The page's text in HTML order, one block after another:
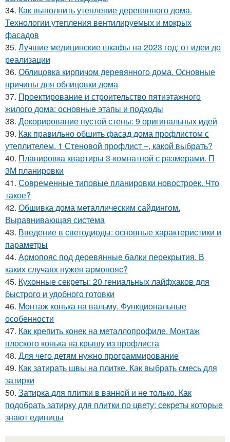
34. Как выполнить утепление деревянного дома.
Технологии утепления вентилируемых и мокрых
фасадов
35. Лучшие медицинские шкафы на 2023 год: от идеи до
реализации
36. Облицовка кирпичом деревянного дома. Основные
причины для облицовки дома
37. Проектирование и строительство пятиэтажного
жилого дома: основные этапы и подходы
38. Декорирование пустой стены: 9 оригинальных идей
39. Как правильно обшить фасад дома профлистом с
утеплителем. 1 Стеновой профлист –, какой выбрать?
40. Планировка квартиры 3-комнатной с размерами. П
3М планировки
41. Современные типовые планировки новостроек. Что
такое?
42. Обшивка дома металлическим сайдингом.
Выравнивающая система
43. Введение в светодиоды: основные характеристики и
параметры
44. Армопояс под деревянные балки перекрытия. В
каких случаях нужен армопояс?
45. Кухонные секреты: 20 гениальных лайфхаков для
быстрого и удобного готовки
46. Монтаж конька на вальму. Функциональные
особенности
47. Как крепить конек на металлопрофиле. Монтаж
плоского конька на крышу из профлиста
48. Для чего детям нужно программирование
49. Как затирать швы на плитке. Как выбрать смесь для
затирки
50. Затирка для плитки в ванной и не только. Как
подобрать затирку для плитки по цвету: секреты которые
знают единицы